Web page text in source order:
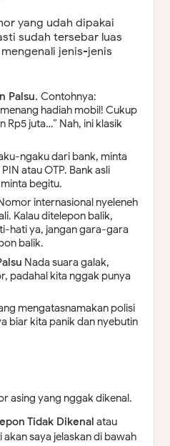
yang udah dipakai
sudah tersebar luas
jenis-jenis
Palsu. Contohnya:
hadiah mobil! Cukup
Rp5 juta…” Nah, ini klasik
ngaku dari bank, minta
atau OTP. Bank asli
begitu.
internasional nyeleneh
Kalau ditelepon balik,
hati ya, jangan gara-gara
balik.
Nada suara galak,
padahal kita nggak punya
mengatasnamakan polisi
biar kita panik dan nyebutin
asing yang nggak dikenal.
Tidak Dikenal atau
akan saya jelaskan di bawah